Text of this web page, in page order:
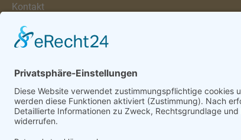
Kontakt
Warenkorb
Konto
Merkzettel
Mein Wunschzettel
Öffentlicher Wunschzettel